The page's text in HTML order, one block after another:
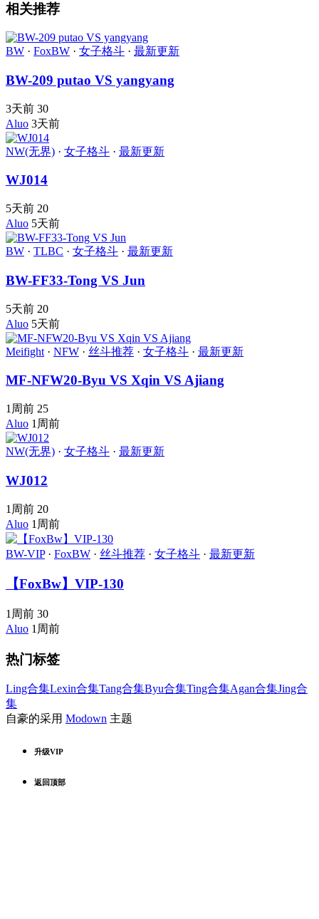
相关推荐
BW · FoxBW · 女子格斗 · 最新更新
BW-209 putao VS yangyang
3天前 30
Aluo 3天前
NW(无界) · 女子格斗 · 最新更新
WJ014
5天前 20
Aluo 5天前
BW · TLBC · 女子格斗 · 最新更新
BW-FF33-Tong VS Jun
5天前 20
Aluo 5天前
Meifight · NFW · 丝斗推荐 · 女子格斗 · 最新更新
MF-NFW20-Byu VS Xqin VS Ajiang
1周前 25
Aluo 1周前
NW(无界) · 女子格斗 · 最新更新
WJ012
1周前 20
Aluo 1周前
BW-VIP· FoxBW · 丝斗推荐 · 女子格斗 · 最新更新
【FoxBw】VIP-130
1周前 30
Aluo 1周前
热门标签
Ling合集Lexin合集Tang合集Byu合集Ting合集Agan合集Jing合
集
自豪的采用 Modown 主题
升级VIP
返回顶部